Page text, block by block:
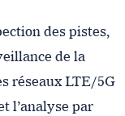
des pistes,
de la
réseaux LTE/5G
l’analyse par